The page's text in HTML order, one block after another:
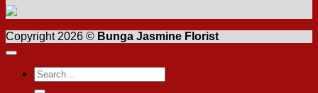
Copyright 2026 © Bunga Jasmine Florist
Search
for: